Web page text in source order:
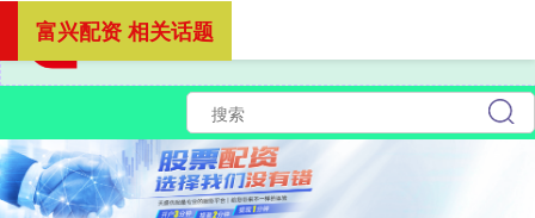
富兴配资 相关话题